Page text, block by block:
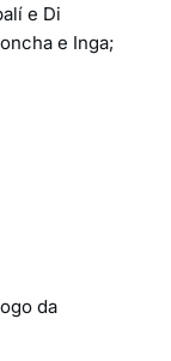
e Di
e Inga;
da